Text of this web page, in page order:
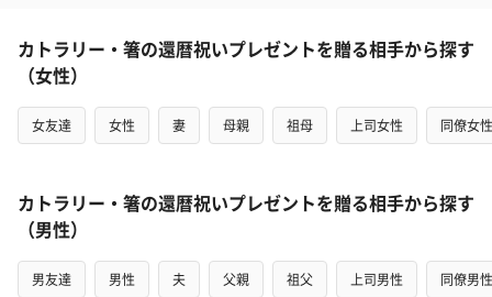
カトラリー・箸の還暦祝いプレゼントを贈る相手から探す
（女性）
女友達 女性 妻 母親 祖母 上司女性 同僚女性
カトラリー・箸の還暦祝いプレゼントを贈る相手から探す
（男性）
男友達 男性 夫 父親 祖父 上司男性 同僚男性